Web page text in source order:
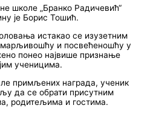
школе „Бранко Радичевић“
је Борис Тошић.
истакао се изузетним
и посвећеношћу у
понео највише признање
ученицима.
примљених награда, ученик
да се обрати присутним
родитељима и гостима.